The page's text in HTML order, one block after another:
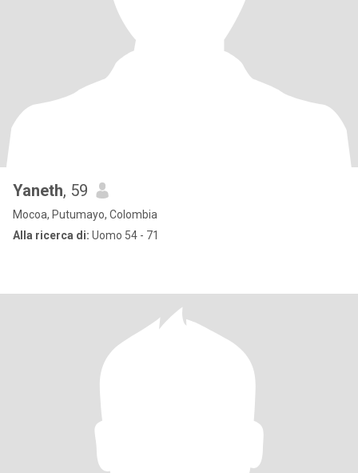
Yaneth, 59
Mocoa, Putumayo, Colombia
Alla ricerca di: Uomo 54 - 71